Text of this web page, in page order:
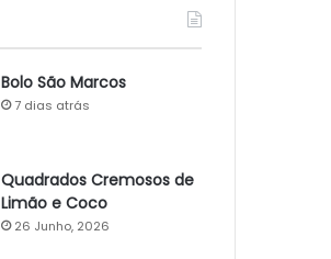
Bolo São Marcos
7 dias atrás
Quadrados Cremosos de
Limão e Coco
26 Junho, 2026